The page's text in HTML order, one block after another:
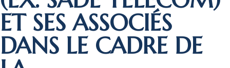
ET SES ASSOCIÉS
DANS LE CADRE DE